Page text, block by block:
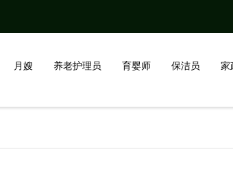
月嫂 养老护理员 育婴师 保洁员 家